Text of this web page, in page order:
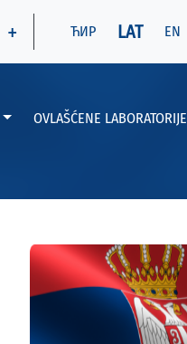
+ ЋИР LAT EN
OVLAŠĆENE LABORATORIJE